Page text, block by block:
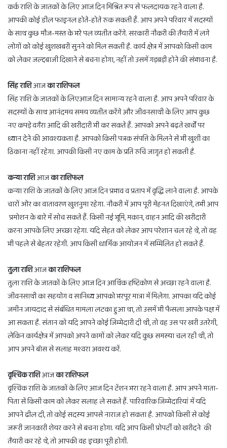
कर्क राशि के जातकों के लिए आज दिन मिश्रित रूप से फलदायक रहने वाला है.
आपकी कोई डील फाइनल होते-होते रुक सकती हैं. आप अपने परिवार में सदस्यों
के साथ कुछ मौज-मस्त के भरे पल व्यतीत करेंगे. सरकारी नौकरी की तैयारी में लगे
लोगों को कोई खुशखबरी सुनने को मिल सकती है. कार्य क्षेत्र में आपको किसी काम
को लेकर जल्दबाजी दिखाने से बचना होगा, नहीं तो उसमें गड़बड़ी होने की संभावना है.
सिंह राशिआजका राशिफल
सिंह राशि के जातकों के लिएआज दिन सामान्य रहने वाला है. आप अपने परिवार के
सदस्यों के साथ आनंदमय समय व्यतीत करेंगे और जीवनसाथी के लिए आप कुछ
नए कपड़े वगैरा आदि की खरीदारी भी कर सकते हैं. आपको अपने बढ़ते खर्चों पर
ध्यान देने की आवश्यकता है. आपको किसी पत्रक संपत्ति के मिलने से भी खुशी का
ठिकाना नहीं रहेगा. आपकी किसी नए काम के प्रति रुचि जागृत हो सकती है.
कन्या राशिआजका राशिफल
कन्या राशि के जातकों के लिए आज दिन प्रभाव व प्रताप में वृद्धि लाने वाला है. आपके
चारों ओर का वातावरण खुशनुमा रहेगा. नौकरी में आप पूरी मेहनत दिखाएंगे, तभी आप
प्रमोशन के बारे में सोच सकते हैं. किसी नई भूमि, मकान, वाहन आदि की खरीदारी
करना आपके लिए अच्छा रहेगा. यदि सेहत को लेकर आप परेशान चल रहे थे, तो वह
भी पहले से बेहतर रहेगी. आप किसी धार्मिक आयोजन में सम्मिलित हो सकते हैं.
तुला राशिआजका राशिफल
तुला राशि के जातकों के लिए आज दिन आर्थिक दृष्टिकोण से अच्छा रहने वाला है.
जीवनसाथी का सहयोग व सानिध्य आपको भरपूर मात्रा में मिलेगा. आपका यदि कोई
जमीन जायदाद से संबंधित मामला लटका हुआ था, तो उसमें भी फैसला आपके पक्ष में
आ सकता है. संतान को यदि आपने कोई जिम्मेदारी दी थी, तो वह उस पर खरी उतरेगी,
लेकिन कार्यक्षेत्र में आपको अपने कामों को लेकर यदि कुछ समस्या चल रही थी, तो
आप अपने बॉस से सलाह मश्वरा अवश्य करें.
वृश्चिक राशिआजका राशिफल
वृश्चिक राशि के जातकों के लिए आज दिन टेंशन भरा रहने वाला है. आप अपने माता-
पिता से किसी काम को लेकर सलाह ले सकते हैं. पारिवारिक जिम्मेदारियां में यदि
आपने ढील दी, तो कोई सदस्य आपसे नाराज हो सकता है. आपको किसी से कोई
जरूरी जानकारी शेयर करने से बचना होगा. यदि आप किसी प्रोपर्टी को खरीदने की
तैयारी कर रहे थे, तो आपकी वह इच्छा पूरी होगी.